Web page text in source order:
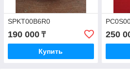
SPKT00B6R0
190 000 ₸
Купить
250